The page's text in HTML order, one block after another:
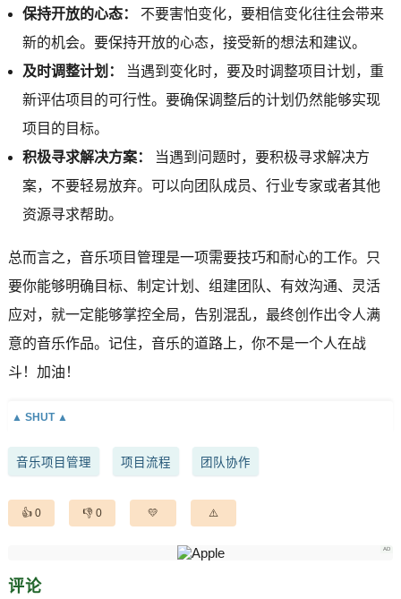
保持开放的心态：
不要害怕变化，要相信变化往往会带来
新的机会。要保持开放的心态，接受新的想法和建议。
及时调整计划：
当遇到变化时，要及时调整项目计划，重
新评估项目的可行性。要确保调整后的计划仍然能够实现
项目的目标。
积极寻求解决方案：
当遇到问题时，要积极寻求解决方
案，不要轻易放弃。可以向团队成员、行业专家或者其他
资源寻求帮助。
总而言之，音乐项目管理是一项需要技巧和耐心的工作。只
要你能够明确目标、制定计划、组建团队、有效沟通、灵活
应对，就一定能够掌控全局，告别混乱，最终创作出令人满
意的音乐作品。记住，音乐的道路上，你不是一个人在战
斗！加油！
音乐项目管理 项目流程 团队协作
0 0
评论